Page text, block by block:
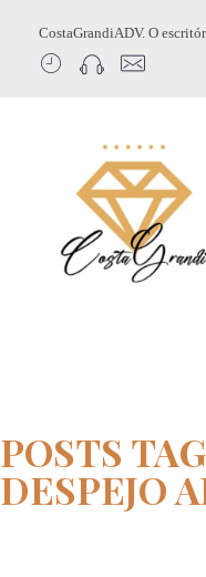
CostaGrandiADV. O
POSTS
DESPEJO